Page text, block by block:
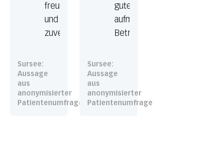
freundlich
und
zuverlässig
Sursee:
Aussage
aus
anonymisierter
Patientenumfrage
gute,
aufmerksame
Betreuung
Sursee:
Aussage
aus
anonymisierter
Patientenumfrage